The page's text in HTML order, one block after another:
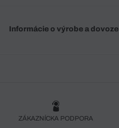
Informácie o výrobe a dovoze
ZÁKAZNÍCKA PODPORA